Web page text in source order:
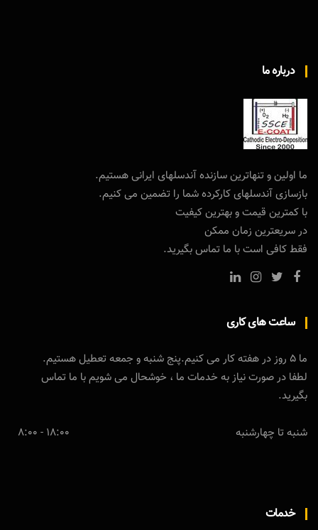
درباره ما
ما اولین و تنهاترین سازنده آندسلهای ایرانی هستیم.
بازسازی آندسلهای کارکرده شما را تضمین می کنیم.
با کمترین قیمت و بهترین کیفیت
در سریعترین زمان ممکن
فقط کافی است با ما تماس بگیرید.
ساعت های کاری
ما 5 روز در هفته کار می کنیم.پنج شنبه و جمعه تعطیل هستیم.
لطفا در صورت نیاز به خدمات ما ، خوشحال می شویم با ما تماس
بگیرید.
شنبه تا چهارشنبه 18:00 - 8:00
خدمات